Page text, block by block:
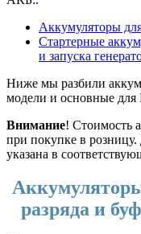
Аккумуляторы
Стартерные
и запуска
Ниже мы разбили
модели и основные
Внимание! Стоимость
при покупке в розницу.
указана в
разряда и